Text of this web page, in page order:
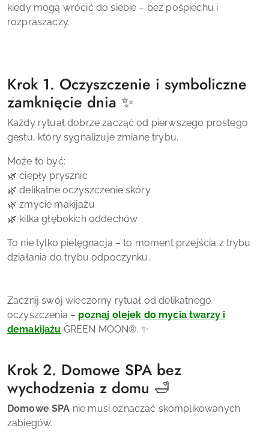
kiedy mogą wrócić do siebie – bez pośpiechu i
rozpraszaczy.
Krok 1. Oczyszczenie i symboliczne
zamknięcie dnia ✨
Każdy rytuał dobrze zacząć od pierwszego prostego
gestu, który sygnalizuje zmianę trybu.
Może to być:
🌿 ciepły prysznic
🌿 delikatne oczyszczenie skóry
🌿 zmycie makijażu
🌿 kilka głębokich oddechów
To nie tylko pielęgnacja – to moment przejścia z trybu
działania do trybu odpoczynku.
Zacznij swój wieczorny rytuał od delikatnego
oczyszczenia – poznaj olejek do mycia twarzy i
demakijażu GREEN MOON®. ✨
Krok 2. Domowe SPA bez
wychodzenia z domu 🛁
Domowe SPA nie musi oznaczać skomplikowanych
zabiegów.